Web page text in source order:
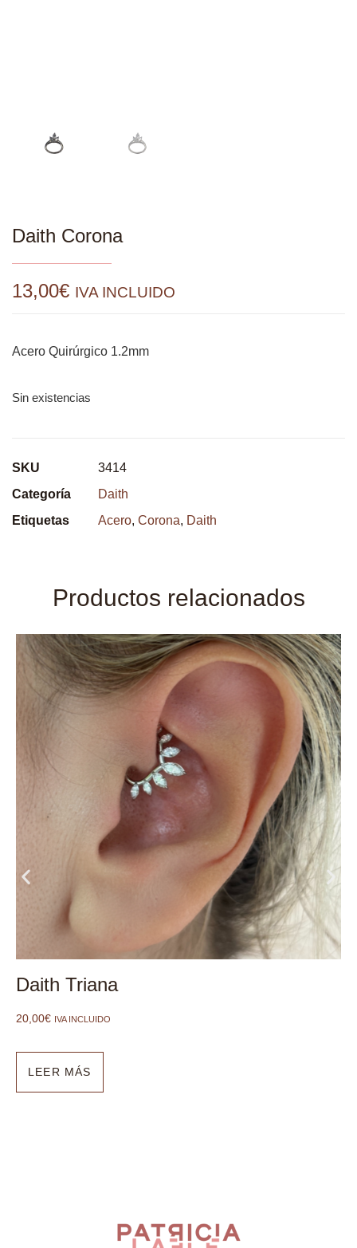
Daith Corona
13,00€ IVA INCLUIDO
Acero Quirúrgico 1.2mm
Sin existencias
SKU
3414
Categoría
Daith
Etiquetas
Acero, Corona, Daith
Productos relacionados
Daith Triana
20,00€ IVA INCLUIDO
LEER MÁS